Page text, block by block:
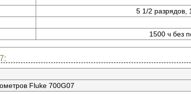
5 1/2 разрядов,
1500 ч без
Fluke 700G07